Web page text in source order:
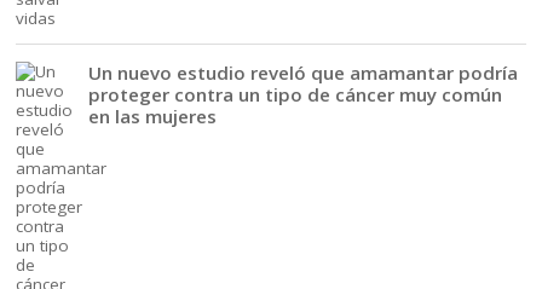
Un nuevo estudio reveló que amamantar podría
proteger contra un tipo de cáncer muy común
en las mujeres